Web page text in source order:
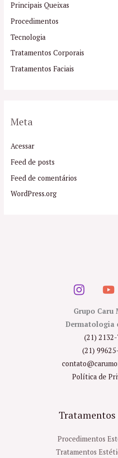
Principais Queixas
Procedimentos
Tecnologia
Tratamentos Corporais
Tratamentos Faciais
Meta
Acessar
Feed de posts
Feed de comentários
WordPress.org
Grupo Caru
Dermatologia
(21)
(21)
Política de
Tratamentos
Procedimentos
Tratamentos